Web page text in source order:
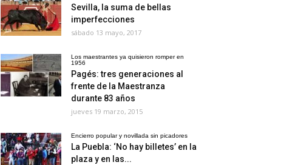
Sevilla, la suma de bellas
imperfecciones
sábado 13 mayo, 2017
Los maestrantes ya quisieron romper en
1956
Pagés: tres generaciones al
frente de la Maestranza
durante 83 años
jueves 19 marzo, 2015
Encierro popular y novillada sin picadores
La Puebla: ‘No hay billetes’ en la
plaza y en las...